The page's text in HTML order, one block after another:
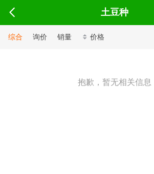
土豆种
综合 询价 销量 价格
抱歉，暂无相关信息